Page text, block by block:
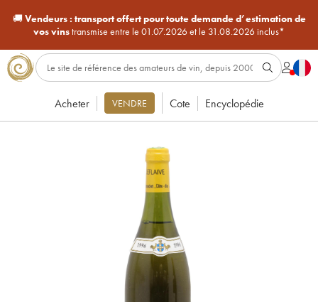
🚚Vendeurs : transport offert pour toute demande d’estimation de
vos vinstransmise entre le 01.07.2026 et le 31.08.2026 inclus*
Acheter VENDRE Cote Encyclopédie